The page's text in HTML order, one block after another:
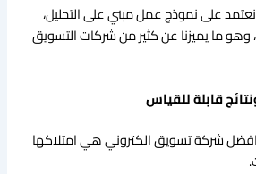
في Marketing Builders نعتمد على نموذج عمل مبني على التحليل،
وهو ما يميزنا عن كثير من شركات التسويق
قابلة للقياس
شركة تسويق الكتروني هي امتلاكها